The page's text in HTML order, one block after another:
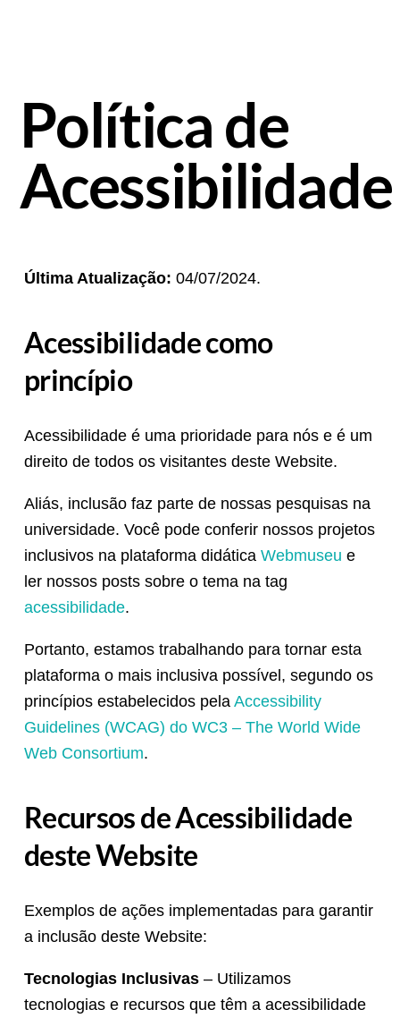
Política de
Acessibilidade
Última Atualização: 04/07/2024.
Acessibilidade como
princípio
Acessibilidade é uma prioridade para nós e é um
direito de todos os visitantes deste Website.
Aliás, inclusão faz parte de nossas pesquisas na
universidade. Você pode conferir nossos projetos
inclusivos na plataforma didática Webmuseu e
ler nossos posts sobre o tema na tag
acessibilidade.
Portanto, estamos trabalhando para tornar esta
plataforma o mais inclusiva possível, segundo os
princípios estabelecidos pela Accessibility
Guidelines (WCAG) do WC3 – The World Wide
Web Consortium.
Recursos de Acessibilidade
deste Website
Exemplos de ações implementadas para garantir
a inclusão deste Website:
Tecnologias Inclusivas – Utilizamos
tecnologias e recursos que têm a acessibilidade